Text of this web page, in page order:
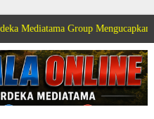
Group Mengucapkan